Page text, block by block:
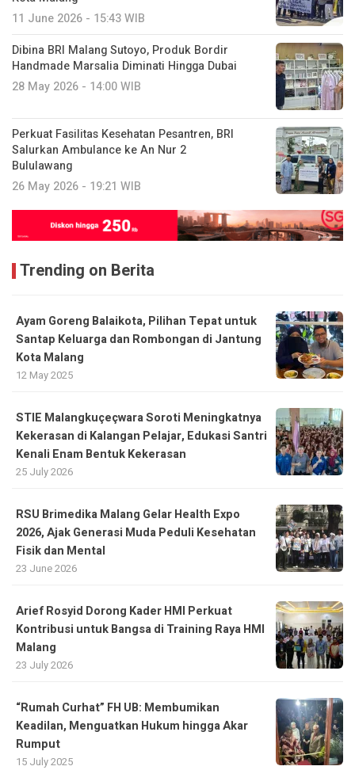
11 June 2026 - 15:43 WIB
Dibina BRI Malang Sutoyo, Produk Bordir
Handmade Marsalia Diminati Hingga Dubai
28 May 2026 - 14:00 WIB
Perkuat Fasilitas Kesehatan Pesantren, BRI
Salurkan Ambulance ke An Nur 2
Bululawang
26 May 2026 - 19:21 WIB
Trending on Berita
Ayam Goreng Balaikota, Pilihan Tepat untuk
Santap Keluarga dan Rombongan di Jantung
Kota Malang
12 May 2025
STIE Malangkuçeçwara Soroti Meningkatnya
Kekerasan di Kalangan Pelajar, Edukasi Santri
Kenali Enam Bentuk Kekerasan
25 July 2026
RSU Brimedika Malang Gelar Health Expo
2026, Ajak Generasi Muda Peduli Kesehatan
Fisik dan Mental
23 June 2026
Arief Rosyid Dorong Kader HMI Perkuat
Kontribusi untuk Bangsa di Training Raya HMI
Malang
23 July 2026
“Rumah Curhat” FH UB: Membumikan
Keadilan, Menguatkan Hukum hingga Akar
Rumput
15 July 2025